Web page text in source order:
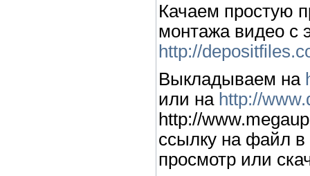
Качаем простую
монтажа видео с
http://
Выкладываем на
или на http://
http://
ссылку на файл
просмотр или